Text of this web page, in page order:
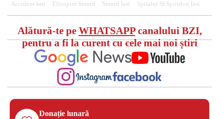
Accident Iasi Elicopter Smurd Smurd Iasi Spitalul Sf Spiridon Iasi
Alătură-te pe WHATSAPPcanalului BZI,
pentru a fi la curent cu cele mai noi știri
Donație lunară